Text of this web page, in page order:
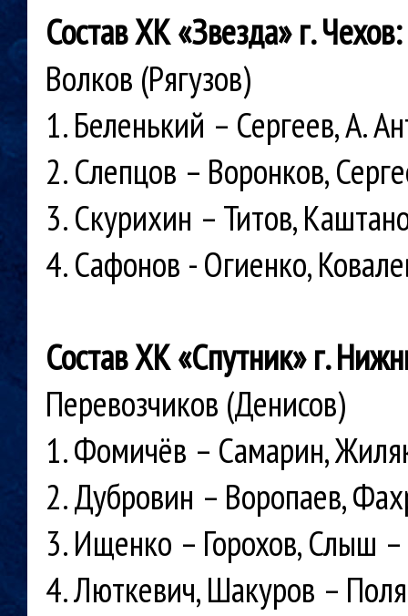
Состав ХК «Звезда» г. Чехов:
Волков (Рягузов)
1. Беленький – Сергеев, А.
2. Слепцов – Воронков,
3. Скурихин – Титов,
4. Сафонов - Огиенко,
Состав ХК «Спутник» г.
Перевозчиков (Денисов)
1. Фомичёв – Самарин,
2. Дубровин – Воропаев,
3. Ищенко – Горохов, Слыш –
4. Люткевич, Шакуров –